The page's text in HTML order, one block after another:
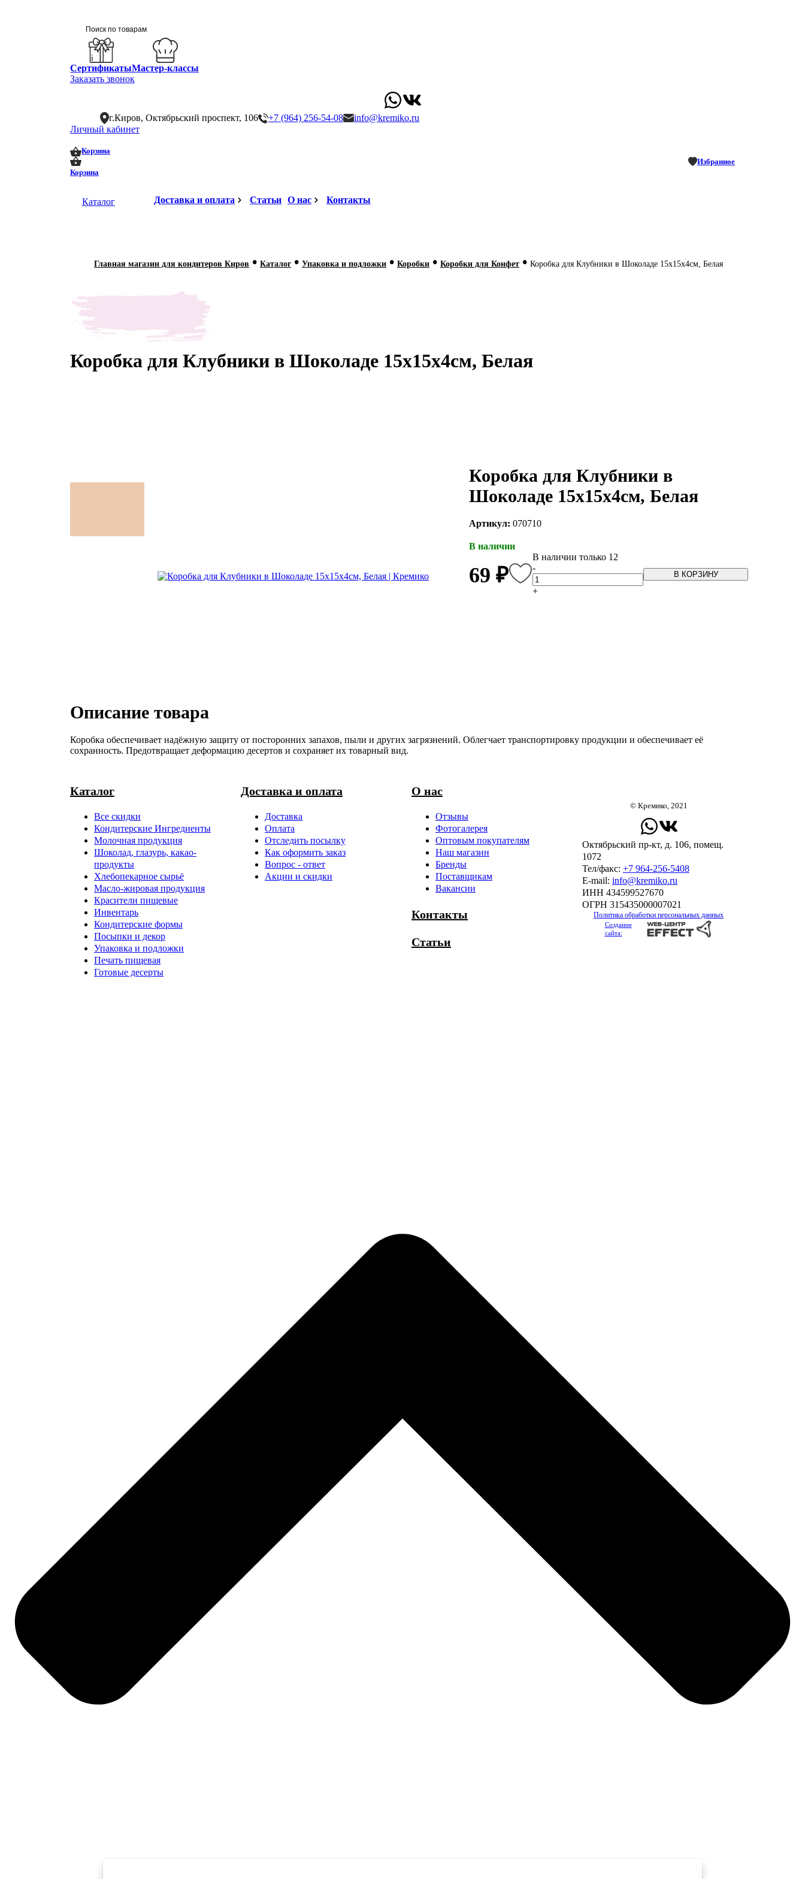
СертификатыМастер-классы
Заказать звонок
г.Киров, Октябрьский проспект, 106 +7 (964) 256-54-08
info@kremiko.ru
Личный кабинет
Корзина
Корзина
Избранное
Каталог Доставка и оплата Статьи О нас Контакты
Главная магазин для кондитеров Киров • Каталог • Упаковка и подложки • Коробки • Коробки для Конфет • Коробка для Клубники в Шоколаде 15х15х4см, Белая
Коробка для Клубники в Шоколаде 15х15х4см, Белая
Коробка для Клубники в
Шоколаде 15х15х4см, Белая
Артикул: 070710
В наличии
69 ₽
В наличии только 12
-
+
В КОРЗИНУ
Описание товара
Коробка обеспечивает надёжную защиту от посторонних запахов, пыли и других загрязнений. Облегчает транспортировку продукции и обеспечивает её
сохранность. Предотвращает деформацию десертов и сохраняет их товарный вид.
Каталог
Все скидки
Кондитерские Ингредиенты
Молочная продукция
Шоколад, глазурь, какао-
продукты
Хлебопекарное сырьё
Масло-жировая продукция
Красители пищевые
Инвентарь
Кондитерские формы
Посыпки и декор
Упаковка и подложки
Печать пищевая
Готовые десерты
Доставка и оплата
Доставка
Оплата
Отследить посылку
Как оформить заказ
Вопрос - ответ
Акции и скидки
О нас
Отзывы
Фотогалерея
Оптовым покупателям
Наш магазин
Бренды
Поставщикам
Вакансии
Контакты
Статьи
© Кремико, 2021
Октябрьский пр-кт, д. 106, помещ.
1072
Тел/факс: +7 964-256-5408
Е-mail: info@kremiko.ru
ИНН 434599527670
ОГРН 315435000007021
Политика обработки персональных данных
Создание
сайта: